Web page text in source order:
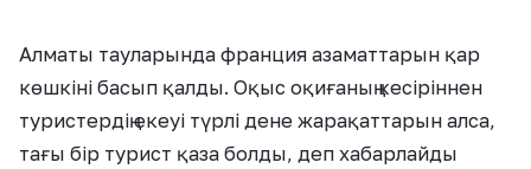
Алматы тауларында франция азаматтарын қар
көшкіні басып қалды. Оқыс оқиғаның кесіріннен
туристердің екеуі түрлі дене жарақаттарын алса,
тағы бір турист қаза болды, деп хабарлайды